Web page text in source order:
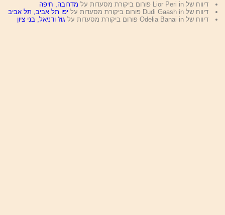
דיווח של Lior Peri in פורום ביקורת מסעדות על
מדרובה, חיפה
דיווח של Dudi Gaash in פורום ביקורת מסעדות על
יפו תל אביב, תל אביב
דיווח של Odelia Banai in פורום ביקורת מסעדות על
גוז' ודניאל, בני ציון